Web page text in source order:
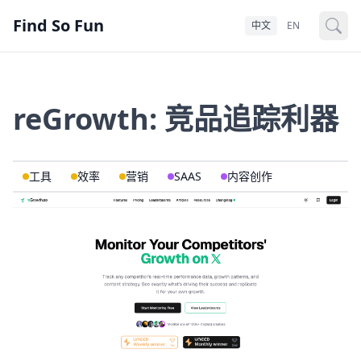
Find So Fun 中文 EN
reGrowth: 竞品追踪利器
工具 效率 营销 SAAS 内容创作